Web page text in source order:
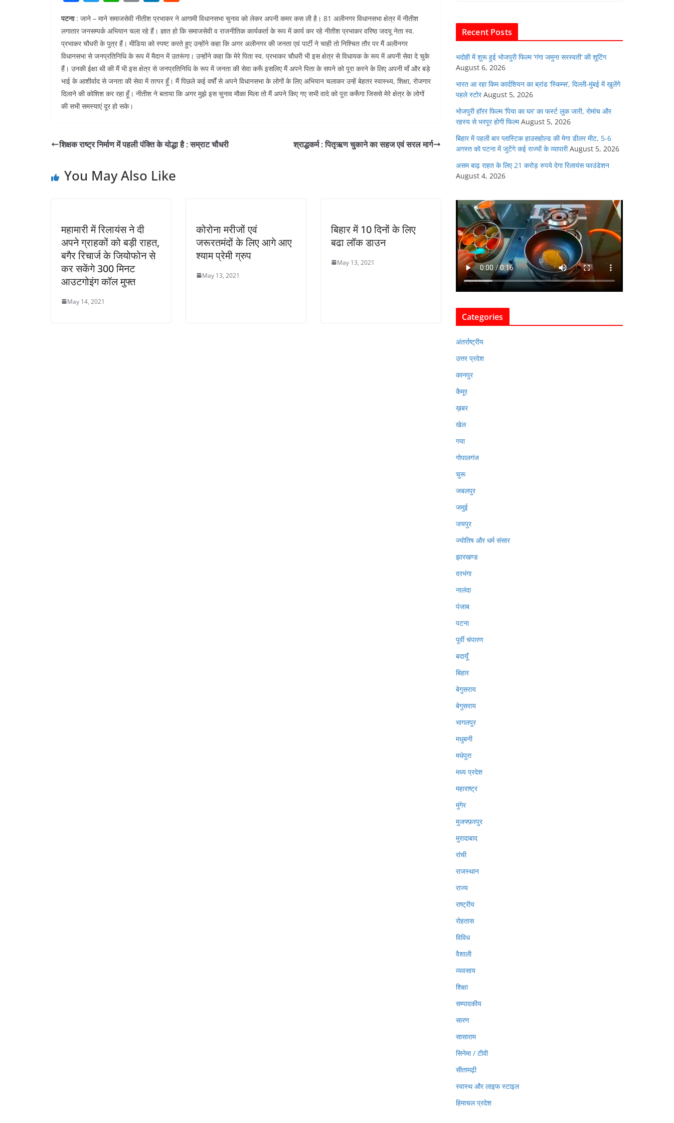
a
c
e
b
o
o
k
w
itt
er
h
at
s
A
p
p
m
ai
l
k
e
dI
n
d
di
t
पटना: जाने – माने समाजसेवी नीतीश प्रभाकर ने आगामी विधानसभा चुनाव को लेकर अपनी कमर कस ली है। 81 अलीनगर विधानसभा क्षेत्र में नीतीश
लगातार जनसम्पर्क अभियान चला रहे हैं। ज्ञात हो कि समाजसेवी व राजनीतिक कार्यकर्ता के रूप में कार्य कर रहे नीतीश प्रभाकर वरिष्ठ जदयू नेता स्व.
प्रभाकर चौधरी के पुत्र हैं। मीडिया को स्पष्ट करते हुए उन्होंने कहा कि अगर अलीनगर की जनता एवं पार्टी ने चाही तो निश्चित तौर पर मैं अलीनगर
विधानसभा से जनप्रतिनिधि के रूप में मैदान में उतरूंगा। उन्होंने कहा कि मेरे पिता स्व. प्रभाकर चौधरी भी इस क्षेत्र से विधायक के रूप में अपनी सेवा दे चुके
हैं। उनकी ईक्षा थी की मैं भी इस क्षेत्र से जनप्रतिनिधि के रूप में जनता की सेवा करूँ इसलिए मैं अपने पिता के सपने को पूरा करने के लिए अपनी माँ और बड़े
भाई के आशीर्वाद से जनता की सेवा में तत्पर हूँ। मैं पिछले कई वर्षों से अपने विधानसभा के लोगों के लिए अभियान चलाकर उन्हें बेहतर स्वास्थ्य, शिक्षा, रोजगार
दिलाने की कोशिश कर रहा हूँ। नीतीश ने बताया कि अगर मुझे इस चुनाव मौका मिला तो मैं अपने किए गए सभी वादे को पूरा करूँगा जिससे मेरे क्षेत्र के लोगों
की सभी समस्याएं दूर हो सके।
शिक्षक राष्ट्र निर्माण में पहली पंक्ति के योद्धा है : सम्राट चौधरी श्राद्धकर्म : पितृऋण चुकाने का सहज एवं सरल मार्ग
You May Also Like
महामारी में रिलायंस ने दी
अपने ग्राहकों को बड़ी राहत,
बगैर रिचार्ज के जियोफोन से
कर सकेंगे 300 मिनट
आउटगोइंग कॉल मुफ्त
May 14, 2021
कोरोना मरीजों एवं
जरूरतमंदों के लिए आगे आए
श्याम प्रेमी ग्रुप
May 13, 2021
बिहार में 10 दिनों के लिए
बढा लॉक डाउन
May 13, 2021
o
o
k
p
Recent Posts
भदोही में शुरू हुई भोजपुरी फिल्म ‘गंगा जमुना सरस्वती’ की शूटिंग
August 6, 2026
भारत आ रहा किम कार्दशियन का ब्रांड ‘स्किम्स’, दिल्ली-मुंबई में खुलेंगे
पहले स्टोर August 5, 2026
भोजपुरी हॉरर फिल्म ‘पिया का घर’ का फर्स्ट लुक जारी, रोमांच और
रहस्य से भरपूर होगी फिल्म August 5, 2026
बिहार में पहली बार प्लास्टिक हाउसहोल्ड की मेगा डीलर मीट, 5-6
अगस्त को पटना में जुटेंगे कई राज्यों के व्यापारी August 5, 2026
असम बाढ़ राहत के लिए 21 करोड़ रुपये देगा रिलायंस फाउंडेशन
August 4, 2026
Categories
अंतर्राष्ट्रीय
उत्तर प्रदेश
कानपुर
कैमूर
ख़बर
खेल
गया
गोपालगंज
चुरू
जबलपुर
जमुई
जयपुर
ज्योतिष और धर्म संसार
झारखण्ड
दरभंगा
नालंदा
पंजाब
पटना
पूर्वी चंपारण
बदायूँ
बिहार
बेगुसराय
बेगुसराय
भागलपुर
मधुबनी
मधेपुरा
मध्य प्रदेश
महाराष्ट्र
मुंगेर
मुजफ्फ़रपुर
मुरादाबाद
रांची
राजस्थान
राज्य
राष्ट्रीय
रोहतास
विविध
वैशाली
व्यवसाय
शिक्षा
सम्पादकीय
सारण
सासाराम
सिनेमा / टीवी
सीतामढ़ी
स्वास्थ और लाइफ स्टाइल
हिमाचल प्रदेश